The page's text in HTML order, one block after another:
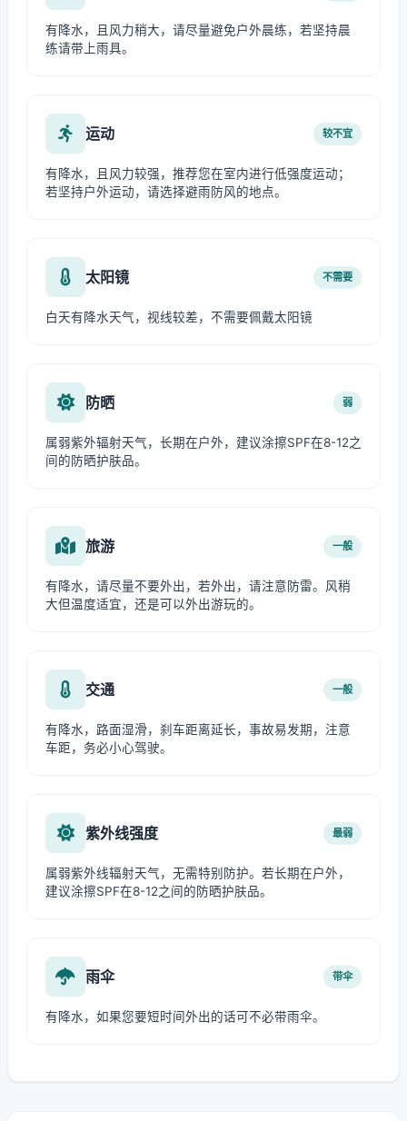
有降水，且风力稍大，请尽量避免户外晨练，若坚持晨
练请带上雨具。
运动 较不宜
有降水，且风力较强，推荐您在室内进行低强度运动；
若坚持户外运动，请选择避雨防风的地点。
太阳镜 不需要
白天有降水天气，视线较差，不需要佩戴太阳镜
防晒 弱
属弱紫外辐射天气，长期在户外，建议涂擦SPF在8-12之
间的防晒护肤品。
旅游 一般
有降水，请尽量不要外出，若外出，请注意防雷。风稍
大但温度适宜，还是可以外出游玩的。
交通 一般
有降水，路面湿滑，刹车距离延长，事故易发期，注意
车距，务必小心驾驶。
紫外线强度 最弱
属弱紫外线辐射天气，无需特别防护。若长期在户外，
建议涂擦SPF在8-12之间的防晒护肤品。
雨伞 带伞
有降水，如果您要短时间外出的话可不必带雨伞。